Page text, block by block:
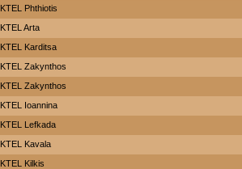
ΚΤΕL Phthiotis
KTEL Arta
ΚΤΕL Karditsa
KTEL Zakynthos
KTEL Zakynthos
KTEL Ioannina
KTEL Lefkada
KTEL Kavala
KTEL Kilkis